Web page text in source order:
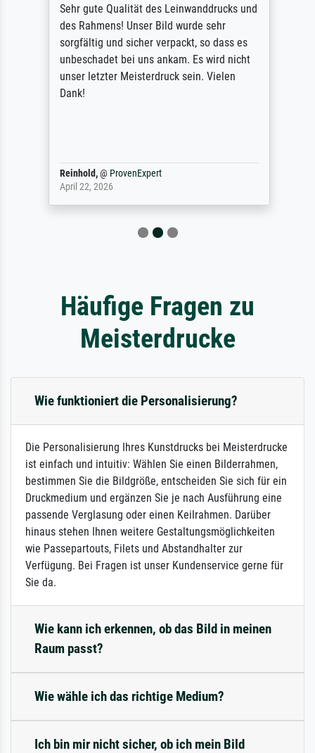
Sehr gute Qualität des Leinwanddrucks und
des Rahmens! Unser Bild wurde sehr
sorgfältig und sicher verpackt, so dass es
unbeschadet bei uns ankam. Es wird nicht
unser letzter Meisterdruck sein. Vielen
Dank!
Reinhold,@ ProvenExpert
April 22, 2026
Häufige Fragen zu
Meisterdrucke
Wie funktioniert die Personalisierung?
Die Personalisierung Ihres Kunstdrucks bei Meisterdrucke
ist einfach und intuitiv: Wählen Sie einen Bilderrahmen,
bestimmen Sie die Bildgröße, entscheiden Sie sich für ein
Druckmedium und ergänzen Sie je nach Ausführung eine
passende Verglasung oder einen Keilrahmen. Darüber
hinaus stehen Ihnen weitere Gestaltungsmöglichkeiten
wie Passepartouts, Filets und Abstandhalter zur
Verfügung. Bei Fragen ist unser Kundenservice gerne für
Sie da.
Wie kann ich erkennen, ob das Bild in meinen
Raum passt?
Wie wähle ich das richtige Medium?
Ich bin mir nicht sicher, ob ich mein Bild